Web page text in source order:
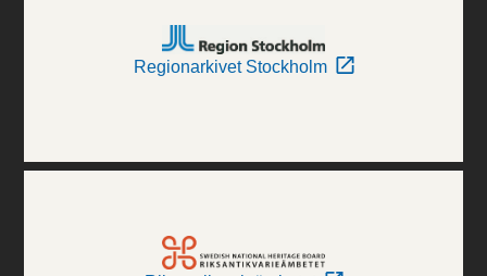
Regionarkivet Stockholm